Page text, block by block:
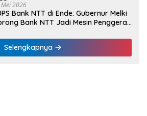
Mei 2026
Bank NTT di Ende: Gubernur Melki
Bank NTT Jadi Mesin Penggerak
Selengkapnya